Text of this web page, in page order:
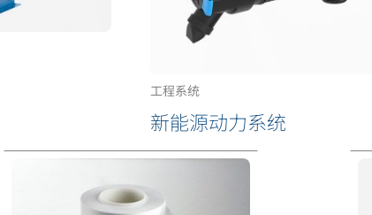
工程系统
新能源动力系统